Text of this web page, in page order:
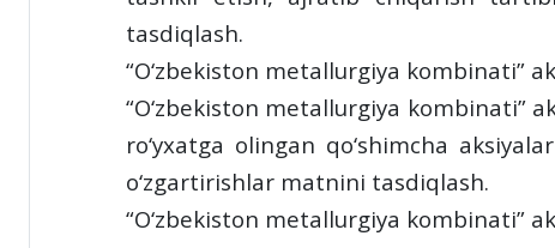
tasdiqlash.
“O‘zbekiston metallurgiya kombinati”
“O‘zbekiston metallurgiya kombinati”
ro‘yxatga olingan qo‘shimcha
o‘zgartirishlar matnini tasdiqlash.
“O‘zbekiston metallurgiya kombinati”